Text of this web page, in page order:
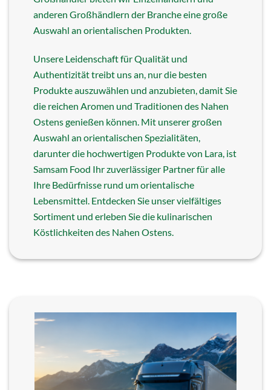
anderen Großhändlern der Branche eine große
Auswahl an orientalischen Produkten.
Unsere Leidenschaft für Qualität und
Authentizität treibt uns an, nur die besten
Produkte auszuwählen und anzubieten, damit Sie
die reichen Aromen und Traditionen des Nahen
Ostens genießen können. Mit unserer großen
Auswahl an orientalischen Spezialitäten,
darunter die hochwertigen Produkte von Lara, ist
Samsam Food Ihr zuverlässiger Partner für alle
Ihre Bedürfnisse rund um orientalische
Lebensmittel. Entdecken Sie unser vielfältiges
Sortiment und erleben Sie die kulinarischen
Köstlichkeiten des Nahen Ostens.